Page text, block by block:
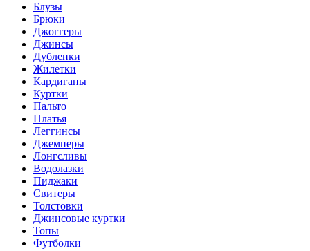
Блузы
Брюки
Джоггеры
Джинсы
Дубленки
Жилетки
Кардиганы
Куртки
Пальто
Платья
Леггинсы
Джемперы
Лонгсливы
Водолазки
Пиджаки
Свитеры
Толстовки
Джинсовые куртки
Топы
Футболки